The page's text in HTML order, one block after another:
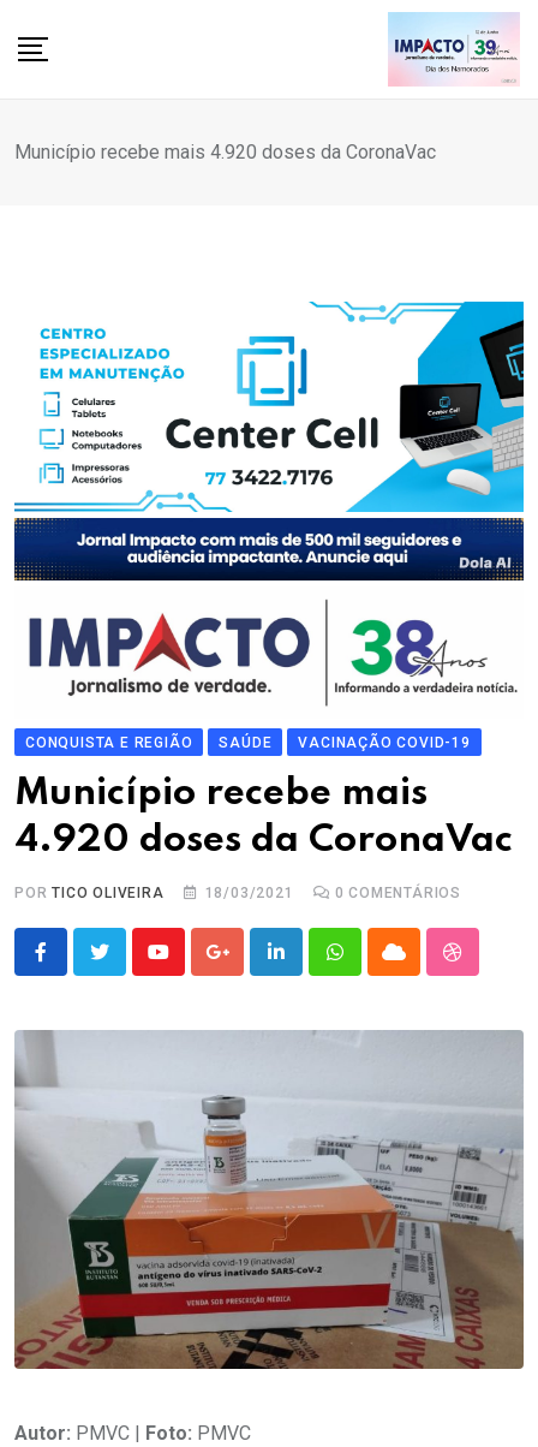
Município recebe mais 4.920 doses da CoronaVac
CONQUISTA E REGIÃO SAÚDE VACINAÇÃO COVID-19
Município recebe mais
4.920 doses da CoronaVac
PORTICO OLIVEIRA 18/03/2021 0 COMENTÁRIOS
YoutubeGoogle+LinkedInWhatsappCloud
Autor: PMVC | Foto: PMVC